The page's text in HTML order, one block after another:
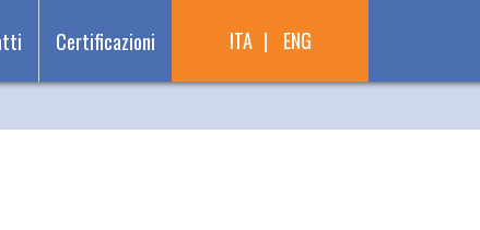
Certificazioni ITA ENG